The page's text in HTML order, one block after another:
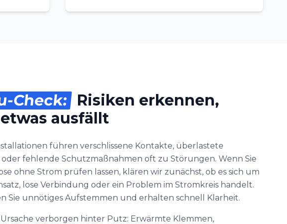
Check: Risiken erkennen,
ausfällt
führen verschlissene Kontakte, überlastete
fehlende Schutzmaßnahmen oft zu Störungen. Wenn Sie
ohne Strom prüfen lassen, klären wir zunächst, ob es sich um
lose Verbindung oder ein Problem im Stromkreis handelt.
Sie unnötiges Aufstemmen und erhalten schnell Klarheit.
verborgen hinter Putz: Erwärmte Klemmen,